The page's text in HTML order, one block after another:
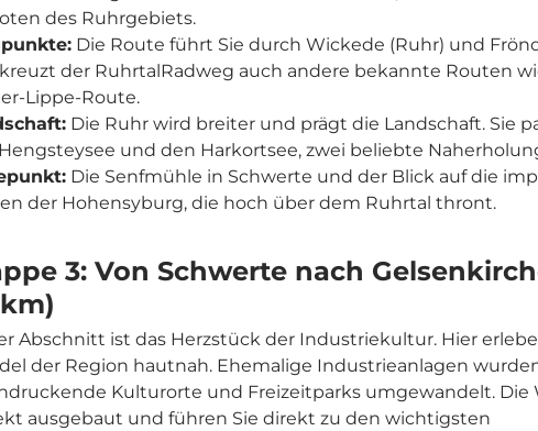
des Ruhrgebiets.
Die Route führt Sie durch Wickede (Ruhr) und
der RuhrtalRadweg auch andere bekannte Routen
Lippe-Route.
Die Ruhr wird breiter und prägt die Landschaft. Sie
und den Harkortsee, zwei beliebte
Die Senfmühle in Schwerte und der Blick auf die
der Hohensyburg, die hoch über dem Ruhrtal thront.
3: Von Schwerte nach
Abschnitt ist das Herzstück der Industriekultur. Hier
der Region hautnah. Ehemalige Industrieanlagen
Kulturorte und Freizeitparks umgewandelt. Die
ausgebaut und führen Sie direkt zu den wichtigsten